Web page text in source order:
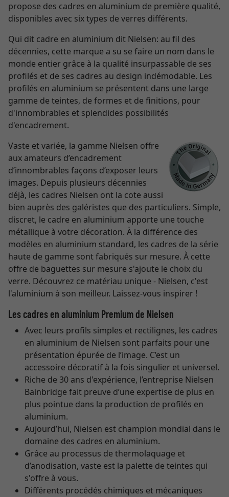
propose des cadres en aluminium de première qualité,
disponibles avec six types de verres différents.
Qui dit cadre en aluminium dit Nielsen: au fil des
décennies, cette marque a su se faire un nom dans le
monde entier grâce à la qualité insurpassable de ses
profilés et de ses cadres au design indémodable. Les
profilés en aluminium se présentent dans une large
gamme de teintes, de formes et de finitions, pour
d'innombrables et splendides possibilités
d'encadrement.
Vaste et variée, la gamme Nielsen offre
aux amateurs d’encadrement
d’innombrables façons d’exposer leurs
images. Depuis plusieurs décennies
déjà, les cadres Nielsen ont la cote aussi
bien auprès des galéristes que des particuliers. Simple,
discret, le cadre en aluminium apporte une touche
métallique à votre décoration. À la différence des
modèles en aluminium standard, les cadres de la série
haute de gamme sont fabriqués sur mesure. À cette
offre de baguettes sur mesure s'ajoute le choix du
verre. Découvrez ce matériau unique - Nielsen, c'est
l'aluminium à son meilleur. Laissez-vous inspirer !
Les cadres en aluminium Premium de Nielsen
Avec leurs profils simples et rectilignes, les cadres
en aluminium de Nielsen sont parfaits pour une
présentation épurée de l’image. C’est un
accessoire décoratif à la fois singulier et universel.
Riche de 30 ans d'expérience, l’entreprise Nielsen
Bainbridge fait preuve d’une expertise de plus en
plus pointue dans la production de profilés en
aluminium.
Aujourd’hui, Nielsen est champion mondial dans le
domaine des cadres en aluminium.
Grâce au processus de thermolaquage et
d’anodisation, vaste est la palette de teintes qui
s'offre à vous.
Différents procédés chimiques et mécaniques